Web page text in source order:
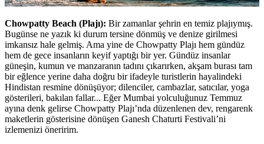
Chowpatty Beach (Plajı): Bir zamanlar şehrin en temiz plajıymış.
Bugünse ne yazık ki durum tersine dönmüş ve denize girilmesi
imkansız hale gelmiş. Ama yine de Chowpatty Plajı hem gündüz
hem de gece insanların keyif yaptığı bir yer. Gündüz insanlar
güneşin, kumun ve manzaranın tadını çıkarırken, akşam burası tam
bir eğlence yerine daha doğru bir ifadeyle turistlerin hayalindeki
Hindistan resmine dönüşüyor; dilenciler, cambazlar, satıcılar, yoga
gösterileri, bakılan fallar... Eğer Mumbai yolculuğunuz Temmuz
ayına denk gelirse Chowpatty Plajı’nda düzenlenen dev, rengarenk
maketlerin gösterisine dönüşen Ganesh Chaturti Festivali’ni
izlemenizi öneririm.